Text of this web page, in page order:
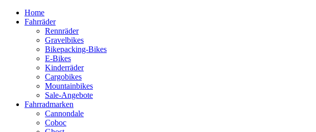
Zum
Inhalt
Home
Fahrräder
Rennräder
Gravelbikes
Bikepacking-Bikes
E-Bikes
Kinderräder
Cargobikes
Mountainbikes
Sale-Angebote
Fahrradmarken
Cannondale
Coboc